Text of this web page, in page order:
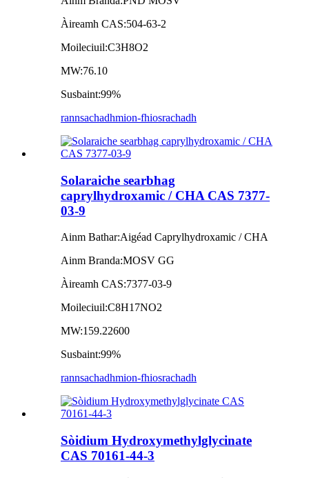
Àireamh CAS:504-63-2
Moileciuil:C3H8O2
MW:76.10
Susbaint:99%
rannsachadhmion-fhiosrachadh
Solaraiche searbhag
caprylhydroxamic / CHA CAS 7377-
03-9
Ainm Bathar:Aigéad Caprylhydroxamic / CHA
Ainm Branda:MOSV GG
Àireamh CAS:7377-03-9
Moileciuil:C8H17NO2
MW:159.22600
Susbaint:99%
rannsachadhmion-fhiosrachadh
Sòidium Hydroxymethylglycinate
CAS 70161-44-3